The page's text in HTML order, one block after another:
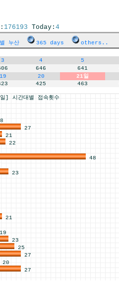
176193 Today: 4
누산 365 days
others..
3 4 5
646 641
19 20 21일
425 463
간대별 접속횟수
27
21
22
48
23
21
23
25
27
20
27